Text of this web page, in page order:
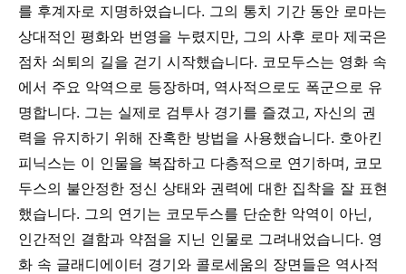
를 후계자로 지명하였습니다. 그의 통치 기간 동안 로마는
상대적인 평화와 번영을 누렸지만, 그의 사후 로마 제국은
점차 쇠퇴의 길을 걷기 시작했습니다. 코모두스는 영화 속
에서 주요 악역으로 등장하며, 역사적으로도 폭군으로 유
명합니다. 그는 실제로 검투사 경기를 즐겼고, 자신의 권
력을 유지하기 위해 잔혹한 방법을 사용했습니다. 호아킨
피닉스는 이 인물을 복잡하고 다층적으로 연기하며, 코모
두스의 불안정한 정신 상태와 권력에 대한 집착을 잘 표현
했습니다. 그의 연기는 코모두스를 단순한 악역이 아닌,
인간적인 결함과 약점을 지닌 인물로 그려내었습니다. 영
화 속 글래디에이터 경기와 콜로세움의 장면들은 역사적